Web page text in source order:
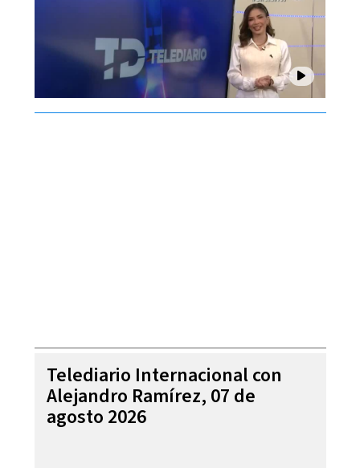
Telediario Internacional con
Alejandro Ramírez, 07 de
agosto 2026